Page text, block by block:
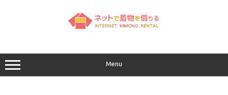
キ
ッ
プ
Menu